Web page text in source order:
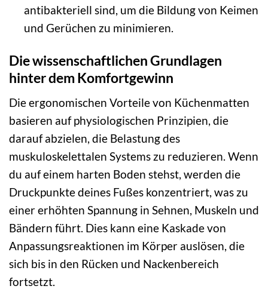
antibakteriell sind, um die Bildung von Keimen
und Gerüchen zu minimieren.
Die wissenschaftlichen Grundlagen
hinter dem Komfortgewinn
Die ergonomischen Vorteile von Küchenmatten
basieren auf physiologischen Prinzipien, die
darauf abzielen, die Belastung des
muskuloskelettalen Systems zu reduzieren. Wenn
du auf einem harten Boden stehst, werden die
Druckpunkte deines Fußes konzentriert, was zu
einer erhöhten Spannung in Sehnen, Muskeln und
Bändern führt. Dies kann eine Kaskade von
Anpassungsreaktionen im Körper auslösen, die
sich bis in den Rücken und Nackenbereich
fortsetzt.